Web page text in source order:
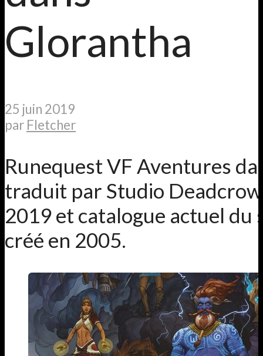
Glorantha
25 juin 2019
par Fletcher
Runequest VF Aventures
traduit par Studio
2019 et catalogue actuel du
créé en 2005.